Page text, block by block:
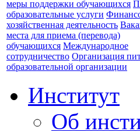
меры поддержки обучающихся
образовательные услуги
хозяйственная деятельность
места для приема (перевода)
обучающихся Международное
сотрудничество Организация
образовательной организации
Институт
Об